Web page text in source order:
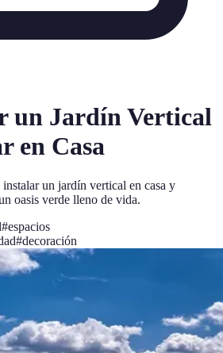
un Jardín Vertical
en Casa
un jardín vertical en casa y
oasis verde lleno de vida.
#espacios
#decoración